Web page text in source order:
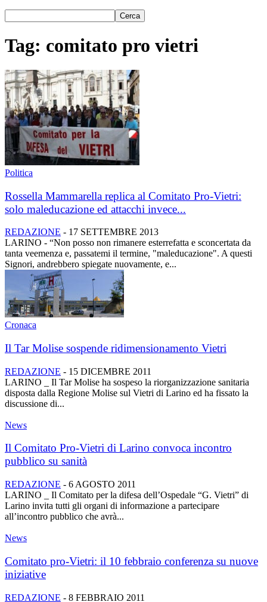
Tag: comitato pro vietri
Politica
Rossella Mammarella replica al Comitato Pro-Vietri:
solo maleducazione ed attacchi invece...
REDAZIONE - 17 SETTEMBRE 2013
LARINO - “Non posso non rimanere esterrefatta e sconcertata da
tanta veemenza e, passatemi il termine, "maleducazione". A questi
Signori, andrebbero spiegate nuovamente, e...
Cronaca
Il Tar Molise sospende ridimensionamento Vietri
REDAZIONE - 15 DICEMBRE 2011
LARINO _ Il Tar Molise ha sospeso la riorganizzazione sanitaria
disposta dalla Regione Molise sul Vietri di Larino ed ha fissato la
discussione di...
News
Il Comitato Pro-Vietri di Larino convoca incontro
pubblico su sanità
REDAZIONE - 6 AGOSTO 2011
LARINO _ Il Comitato per la difesa dell’Ospedale “G. Vietri” di
Larino invita tutti gli organi di informazione a partecipare
all’incontro pubblico che avrà...
News
Comitato pro-Vietri: il 10 febbraio conferenza su nuove
iniziative
REDAZIONE - 8 FEBBRAIO 2011